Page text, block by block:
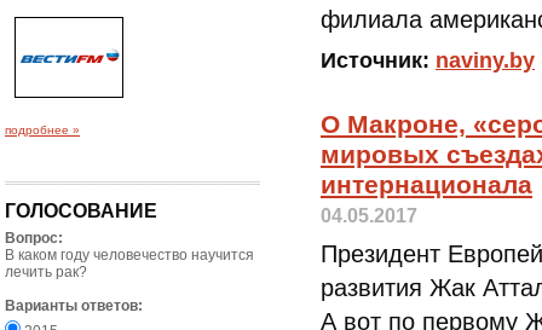
подробнее »
ГОЛОСОВАНИЕ
Вопрос:
В каком году человечество научится
лечить рак?
Варианты ответов:
филиала
Источник: naviny.by
О Макроне,
мировых
интернационала
04.05.2017
Президент
развития Жак
А вот по первому